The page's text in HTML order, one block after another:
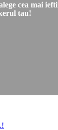
cea mai
tau!